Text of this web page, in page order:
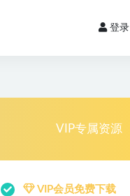
登录
VIP专属资源
VIP会员免费下载